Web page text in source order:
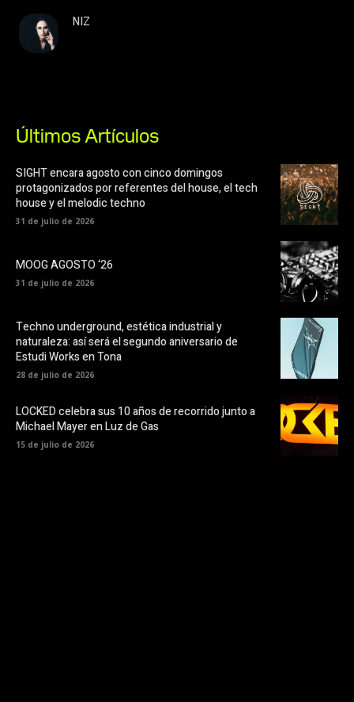
NIZ
Últimos Artículos
SIGHT encara agosto con cinco domingos
protagonizados por referentes del house, el tech
house y el melodic techno
31 de julio de 2026
MOOG AGOSTO ‘26
31 de julio de 2026
Techno underground, estética industrial y
naturaleza: así será el segundo aniversario de
Estudi Works en Tona
28 de julio de 2026
LOCKED celebra sus 10 años de recorrido junto a
Michael Mayer en Luz de Gas
15 de julio de 2026